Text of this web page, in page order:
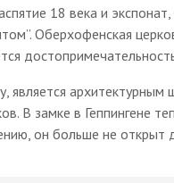
18 века и
Оберхофенская
является
В замке в Геппингене
он больше не открыт